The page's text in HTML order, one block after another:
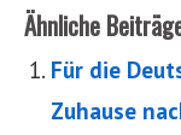
Ähnliche
Für die
Zuhause